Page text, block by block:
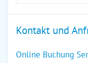
Kontakt und
Online Buchung